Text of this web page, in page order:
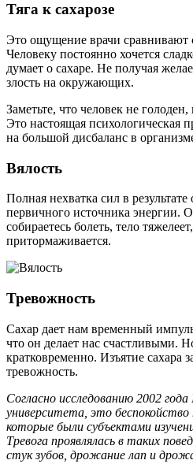
Тяга к сахарозе
Это ощущение врачи сравнивают
Человеку постоянно хочется
думает о сахаре. Не получая
злость на окружающих.
Заметьте, что человек не голоден,
Это настоящая психологическая
на большой дисбаланс в
Вялость
Полная нехватка сил в результате
первичного источника энергии.
собираетесь болеть, тело
притормаживается.
Тревожность
Сахар дает нам временный
что он делает нас счастливыми.
кратковременно. Изъятие сахара
тревожность.
Согласно исследованию 2002
университета, это беспокойство
которые были субъектами
Тревога проявлялась в таких
стук зубов, дрожание лап и